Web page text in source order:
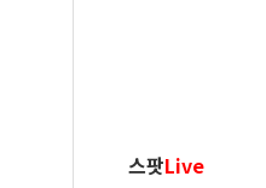
스팟Live